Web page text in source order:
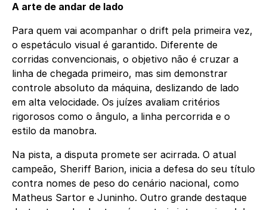
A arte de andar de lado
Para quem vai acompanhar o drift pela primeira vez,
o espetáculo visual é garantido. Diferente de
corridas convencionais, o objetivo não é cruzar a
linha de chegada primeiro, mas sim demonstrar
controle absoluto da máquina, deslizando de lado
em alta velocidade. Os juízes avaliam critérios
rigorosos como o ângulo, a linha percorrida e o
estilo da manobra.
Na pista, a disputa promete ser acirrada. O atual
campeão, Sheriff Barion, inicia a defesa do seu título
contra nomes de peso do cenário nacional, como
Matheus Sartor e Juninho. Outro grande destaque